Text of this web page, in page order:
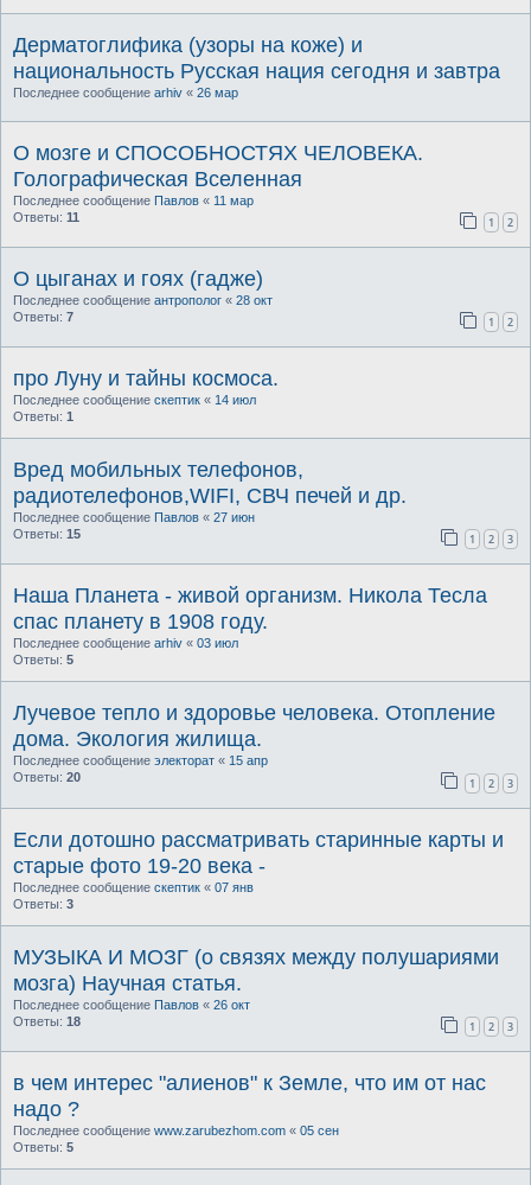
Дерматоглифика (узоры на коже) и
национальность Русская нация сегодня и завтра
Последнее сообщение arhiv « 26 мар
О мозге и СПОСОБНОСТЯХ ЧЕЛОВЕКА.
Голографическая Вселенная
Последнее сообщение Павлов « 11 мар
Ответы: 11 1 2
О цыганах и гоях (гадже)
Последнее сообщение антрополог « 28 окт
Ответы: 7 1 2
про Луну и тайны космоса.
Последнее сообщение скептик « 14 июл
Ответы: 1
Вред мобильных телефонов,
радиотелефонов,WIFI, СВЧ печей и др.
Последнее сообщение Павлов « 27 июн
Ответы: 15 1 2 3
Наша Планета - живой организм. Никола Тесла
спас планету в 1908 году.
Последнее сообщение arhiv « 03 июл
Ответы: 5
Лучевое тепло и здоровье человека. Отопление
дома. Экология жилища.
Последнее сообщение электорат « 15 апр
Ответы: 20 1 2 3
Если дотошно рассматривать старинные карты и
старые фото 19-20 века -
Последнее сообщение скептик « 07 янв
Ответы: 3
МУЗЫКА И МОЗГ (о связях между полушариями
мозга) Научная статья.
Последнее сообщение Павлов « 26 окт
Ответы: 18 1 2 3
в чем интерес "алиенов" к Земле, что им от нас
надо ?
Последнее сообщение www.zarubezhom.com « 05 сен
Ответы: 5